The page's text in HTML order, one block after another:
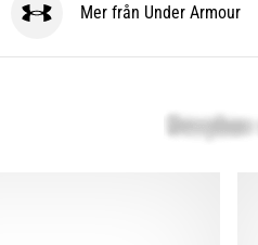
Under ArmourMer från Under Armour